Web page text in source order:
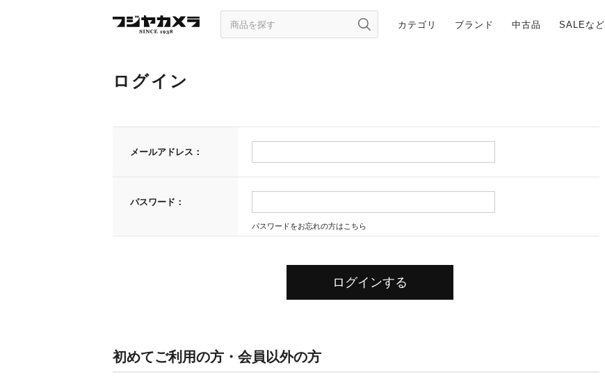
カテゴリ ブランド 中古品 SALEなど
ログイン
メールアドレス：
パスワード：
パスワードをお忘れの方はこちら
初めてご利用の方・会員以外の方